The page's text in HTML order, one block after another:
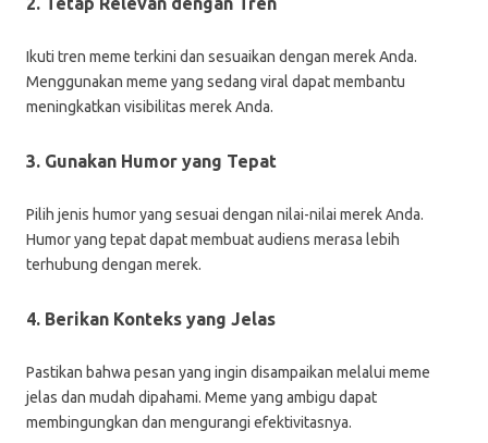
Ikuti tren meme terkini dan sesuaikan dengan merek Anda.
Menggunakan meme yang sedang viral dapat membantu
meningkatkan visibilitas merek Anda.
3. Gunakan Humor yang Tepat
Pilih jenis humor yang sesuai dengan nilai-nilai merek Anda.
Humor yang tepat dapat membuat audiens merasa lebih
terhubung dengan merek.
4. Berikan Konteks yang Jelas
Pastikan bahwa pesan yang ingin disampaikan melalui meme
jelas dan mudah dipahami. Meme yang ambigu dapat
membingungkan dan mengurangi efektivitasnya.